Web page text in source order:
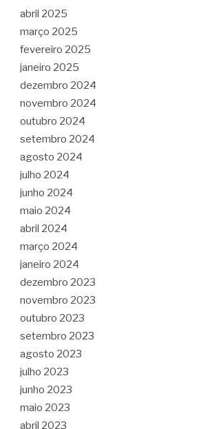
abril 2025
março 2025
fevereiro 2025
janeiro 2025
dezembro 2024
novembro 2024
outubro 2024
setembro 2024
agosto 2024
julho 2024
junho 2024
maio 2024
abril 2024
março 2024
janeiro 2024
dezembro 2023
novembro 2023
outubro 2023
setembro 2023
agosto 2023
julho 2023
junho 2023
maio 2023
abril 2023